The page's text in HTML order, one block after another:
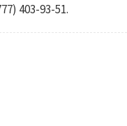
403-93-51.